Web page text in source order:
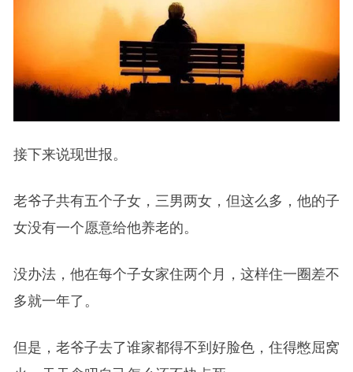
接下来说现世报。
老爷子共有五个子女，三男两女，但这么多，他的子
女没有一个愿意给他养老的。
没办法，他在每个子女家住两个月，这样住一圈差不
多就一年了。
但是，老爷子去了谁家都得不到好脸色，住得憋屈窝